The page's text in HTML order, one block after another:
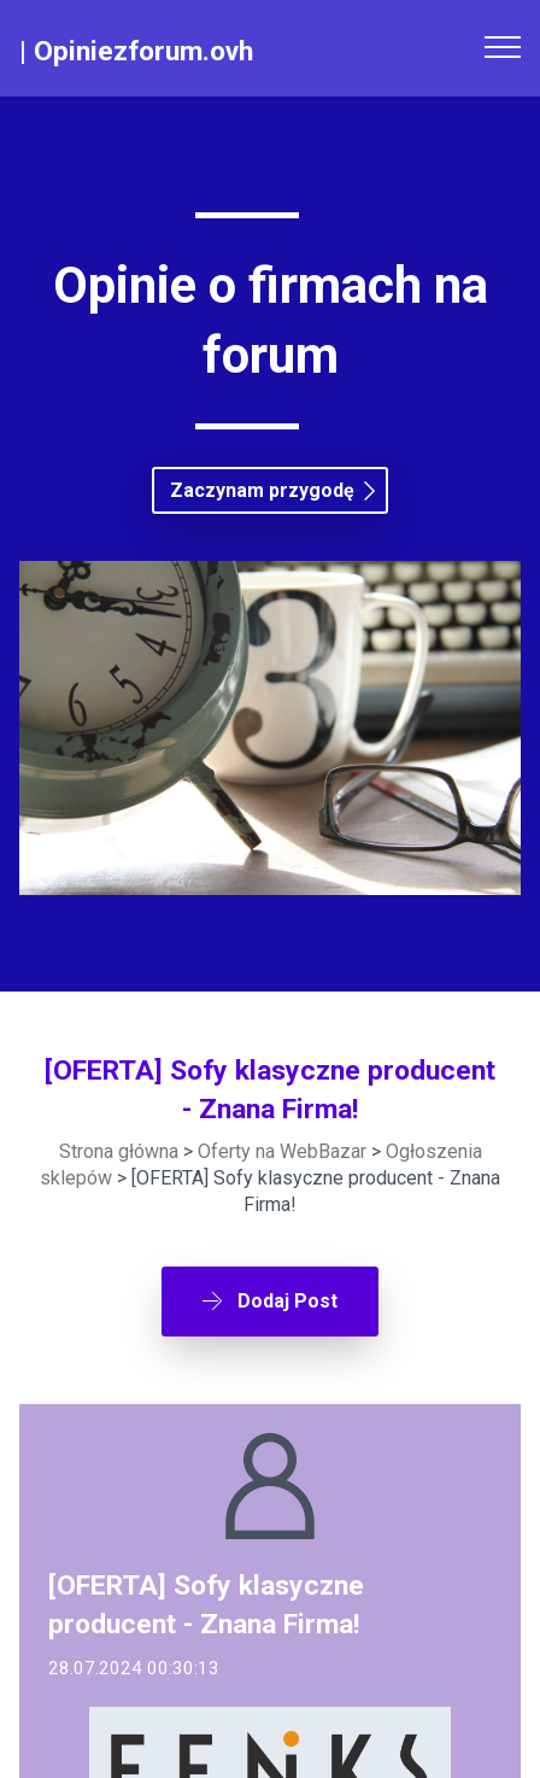
| Opiniezforum.ovh
Opinie o firmach na
forum
Zaczynam przygodę
[OFERTA] Sofy klasyczne producent
- Znana Firma!
Strona główna> Oferty na WebBazar> Ogłoszenia
sklepów > [OFERTA] Sofy klasyczne producent - Znana
Firma!
Dodaj Post
[OFERTA] Sofy klasyczne
producent - Znana Firma!
28.07.2024 00:30:13